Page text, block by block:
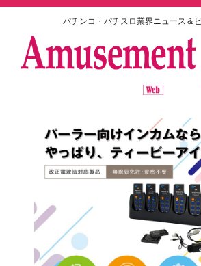
パチンコ・パチスロ業界ニュース＆